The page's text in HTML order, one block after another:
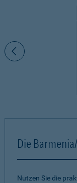
Die
Nutzen Sie die